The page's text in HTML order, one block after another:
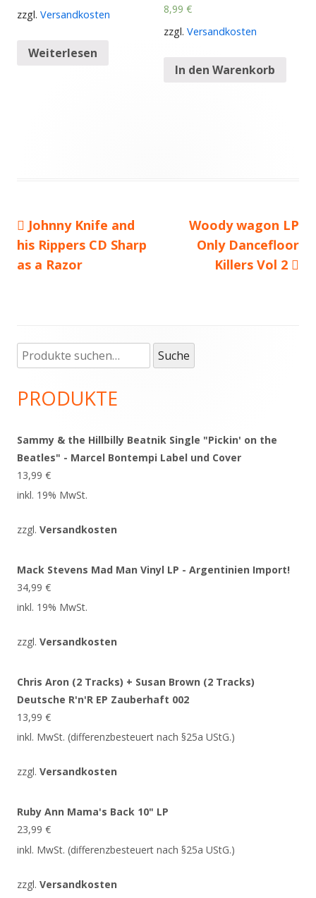
zzgl. Versandkosten
Weiterlesen
8,99 €
zzgl. Versandkosten
In den Warenkorb
Beitragsnavigation
Vorheriger
Beitrag:
Johnny Knife and
his Rippers CD Sharp
as a Razor
Nächster
Beitrag
Woody wagon LP
Only Dancefloor
Killers Vol 2
Haupt-
Seitenleiste
Suche
nach:
Suche
PRODUKTE
Sammy & the Hillbilly Beatnik Single "Pickin' on the
Beatles" - Marcel Bontempi Label und Cover
13,99 €
inkl. 19% MwSt.
zzgl. Versandkosten
Mack Stevens Mad Man Vinyl LP - Argentinien Import!
34,99 €
inkl. 19% MwSt.
zzgl. Versandkosten
Chris Aron (2 Tracks) + Susan Brown (2 Tracks)
Deutsche R'n'R EP Zauberhaft 002
13,99 €
inkl. MwSt. (differenzbesteuert nach §25a UStG.)
zzgl. Versandkosten
Ruby Ann Mama's Back 10" LP
23,99 €
inkl. MwSt. (differenzbesteuert nach §25a UStG.)
zzgl. Versandkosten